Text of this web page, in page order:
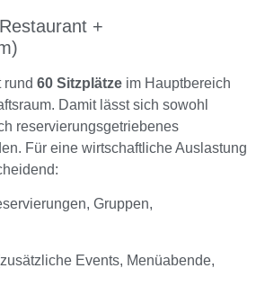
+
rund 60 Sitzplätze im Hauptbereich
Damit lässt sich sowohl
reservierungsgetriebenes
Für eine wirtschaftliche Auslastung
Gruppen,
Events, Menüabende,